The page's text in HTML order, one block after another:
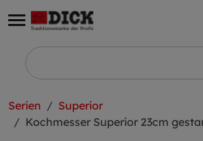
Serien
Superior
Kochmesser Superior 23cm